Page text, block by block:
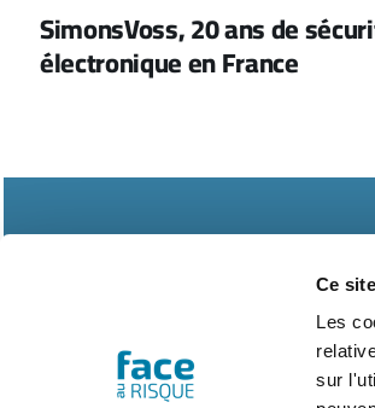
Ce
Les
sur
SimonsVoss, 20 ans de
électronique en France